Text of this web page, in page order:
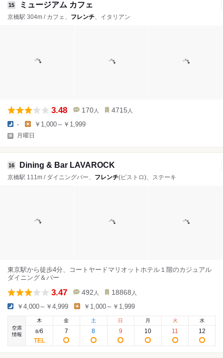
15 ミュージアム カフェ
京橋駅 304m / カフェ、 フレンチ、イタリアン
3.48 170 人 4715 人
- ￥1,000～￥1,999
月曜日
16 Dining & Bar LAVAROCK
京橋駅 111m / ダイニングバー、 フレンチ(ビストロ)、ステーキ
東京駅から徒歩4分、コートヤードマリオットホテル１階のカジュアル
ダイニング＆バー
3.47 492 人 18868 人
￥4,000～￥4,999 ￥1,000～￥1,999
空席
情報
木
8/6
金
7
土
8
日
9
月
10
火
11
水
12